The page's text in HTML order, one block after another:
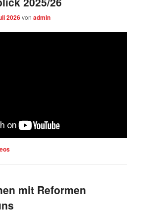
2026vonadmin
mit Reformen